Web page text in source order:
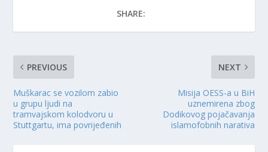
SHARE:
PREVIOUS
Muškarac se vozilom zabio
u grupu ljudi na
tramvajskom kolodvoru u
Stuttgartu, ima povrijeđenih
NEXT
Misija OESS-a u BiH
uznemirena zbog
Dodikovog pojačavanja
islamofobnih narativa